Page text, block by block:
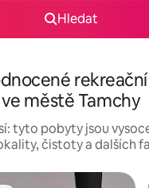
Hledat
ve městě Tamchy
tyto pobyty jsou
čistoty a dalších